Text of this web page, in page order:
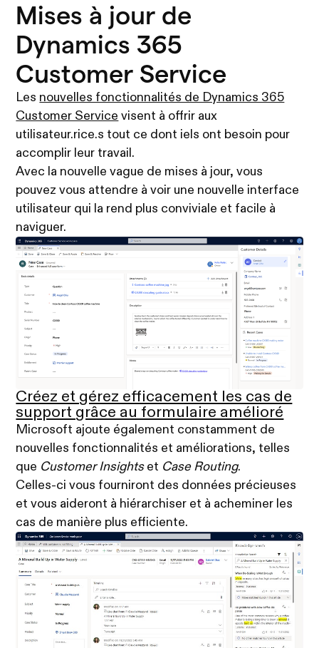
Mises à jour de
Dynamics 365
Customer Service
Les nouvelles fonctionnalités de Dynamics 365
Customer Service visent à offrir aux
utilisateur.rice.s tout ce dont iels ont besoin pour
accomplir leur travail.
Avec la nouvelle vague de mises à jour, vous
pouvez vous attendre à voir une nouvelle interface
utilisateur qui la rend plus conviviale et facile à
naviguer.
Créez et gérez efficacement les cas de
support grâce au formulaire amélioré
Microsoft ajoute également constamment de
nouvelles fonctionnalités et améliorations, telles
que Customer Insightset Case Routing.
Celles-ci vous fourniront des données précieuses
et vous aideront à hiérarchiser et à acheminer les
cas de manière plus efficiente.